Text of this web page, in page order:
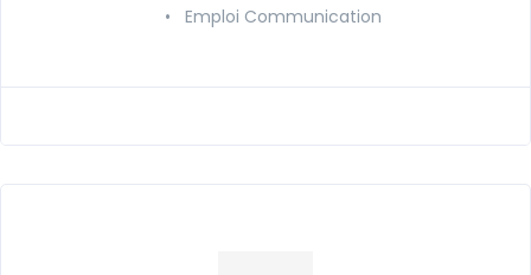
• Emploi Communication